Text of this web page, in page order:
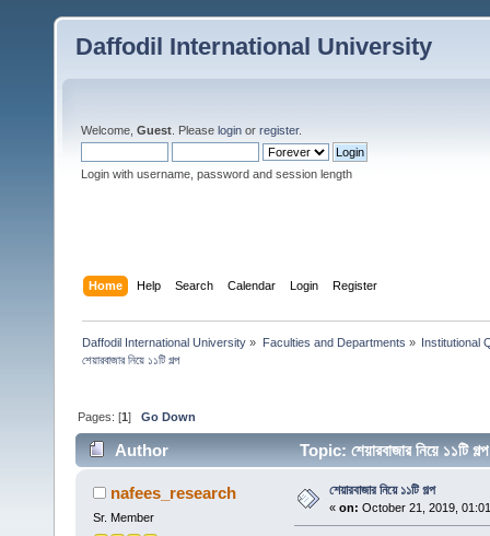
Daffodil International University
Welcome, Guest . Please login or register.
Login with username, password and session length
Home Help Search Calendar Login Register
Daffodil International University » Faculties and Departments » Institutional
শেয়ারবাজার নিয়ে ১১টি গল্প
Pages: [1]Go Down
Author Topic: শেয়ারবাজার নিয়ে
nafees_research
Sr. Member
শেয়ারবাজার নিয়ে ১১টি গল্প
« on: October 21, 2019,